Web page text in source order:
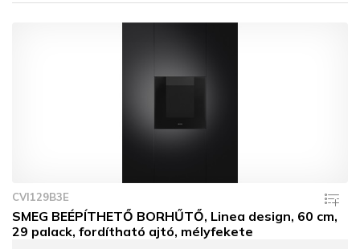
CVI129B3E
SMEG BEÉPÍTHETŐ BORHŰTŐ, Linea design, 60 cm,
29 palack, fordítható ajtó, mélyfekete